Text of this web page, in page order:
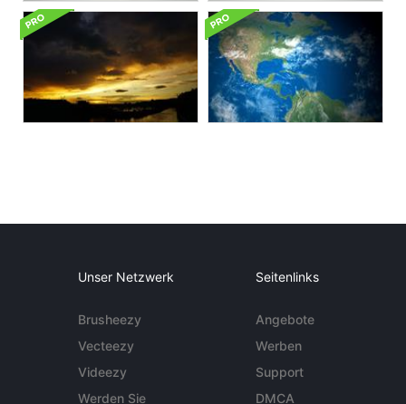
Unser Netzwerk
Brusheezy
Vecteezy
Videezy
Werden Sie
Seitenlinks
Angebote
Werben
Support
DMCA